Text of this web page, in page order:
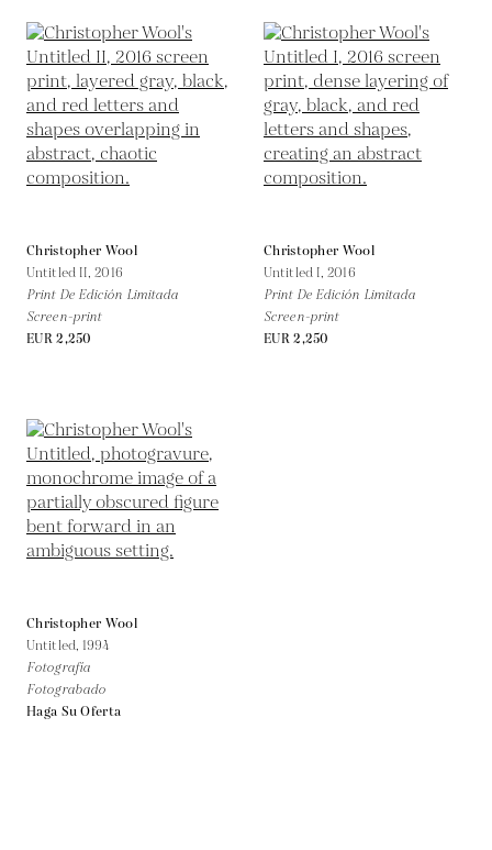
Christopher Wool
Untitled II,2016
Print De Edición Limitada
Screen-print
EUR 2,250
Christopher Wool
Untitled I,2016
Print De Edición Limitada
Screen-print
EUR 2,250
Christopher Wool
Untitled, 1994
Fotografía
Fotograbado
Haga Su Oferta